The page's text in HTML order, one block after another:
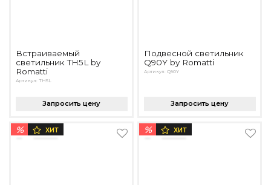
Встраиваемый
светильник TH5L by
Romatti
Артикул: TH5L
Запросить цену
Подвесной светильник
Q90Y by Romatti
Артикул: Q90Y
Запросить цену
% ХИТ % ХИТ